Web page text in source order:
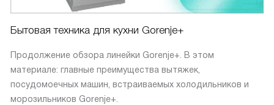
Бытовая техника для кухни Gorenje+
Продолжение обзора линейки Gorenje+. В этом
материале: главные преимущества вытяжек,
посудомоечных машин, встраиваемых холодильников и
морозильников Gorenje+.